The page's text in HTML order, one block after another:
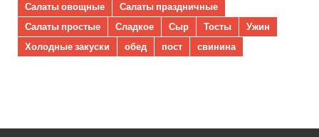
Салаты овощные
Салаты праздничные
Салаты простые
Сладкое Сыр Тосты
Ужин
Холодные закуски
обед пост свинина